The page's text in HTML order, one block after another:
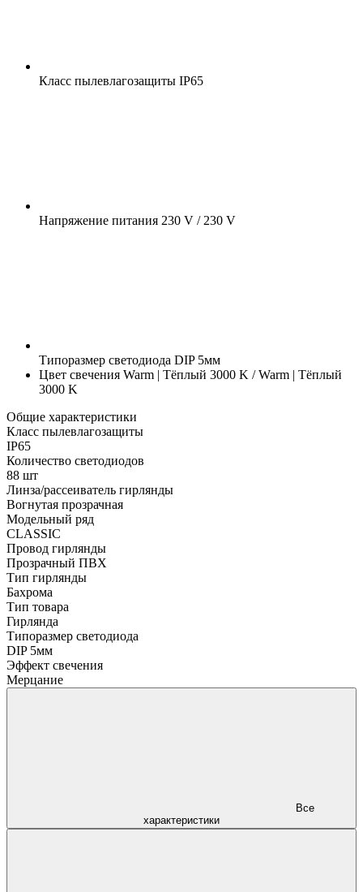
Класс пылевлагозащиты IP65
Напряжение питания 230 V / 230 V
Типоразмер светодиода DIP 5мм
Цвет свечения Warm | Тёплый 3000 K / Warm | Тёплый
3000 K
Общие характеристики
Класс пылевлагозащиты
IP65
Количество светодиодов
88 шт
Линза/рассеиватель гирлянды
Вогнутая прозрачная
Модельный ряд
CLASSIC
Провод гирлянды
Прозрачный ПВХ
Тип гирлянды
Бахрома
Тип товара
Гирлянда
Типоразмер светодиода
DIP 5мм
Эффект свечения
Мерцание
характеристики